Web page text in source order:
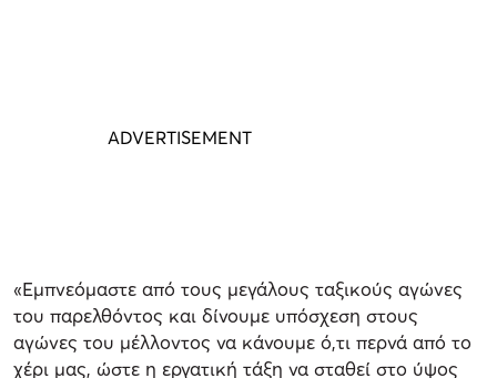
«Εμπνεόμαστε από τους μεγάλους ταξικούς αγώνες
του παρελθόντος και δίνουμε υπόσχεση στους
αγώνες του μέλλοντος να κάνουμε ό,τι περνά από το
χέρι μας, ώστε η εργατική τάξη να σταθεί στο ύψος